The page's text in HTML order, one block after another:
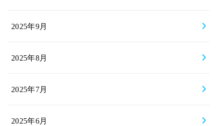
2025年9月
2025年8月
2025年7月
2025年6月